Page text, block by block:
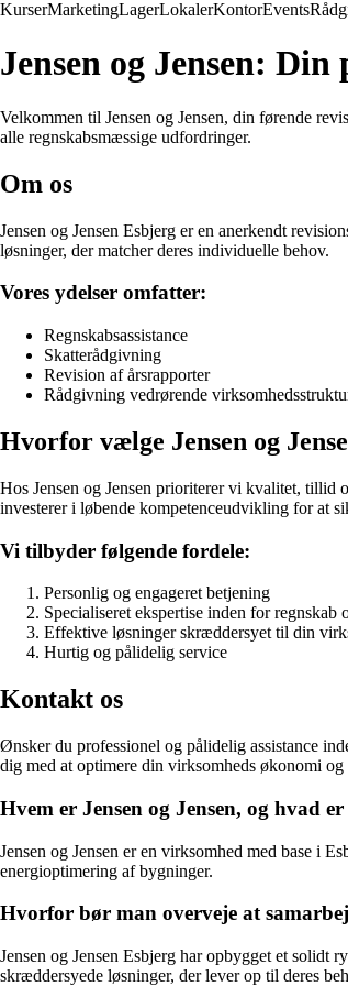
KurserMarketingLagerLokalerKontorEvents
Jensen og Jensen:
Velkommen til Jensen og Jensen, din førende
alle regnskabsmæssige udfordringer.
Om os
Jensen og Jensen Esbjerg er en anerkendt
løsninger, der matcher deres individuelle behov.
Vores ydelser omfatter:
Regnskabsassistance
Skatterådgivning
Revision af årsrapporter
Rådgivning vedrørende
Hvorfor vælge Jensen og
Hos Jensen og Jensen prioriterer vi kvalitet,
investerer i løbende kompetenceudvikling for at
Vi tilbyder følgende fordele:
Personlig og engageret betjening
Specialiseret ekspertise inden for regnskab
Effektive løsninger skræddersyet til din
Hurtig og pålidelig service
Kontakt os
Ønsker du professionel og pålidelig assistance
dig med at optimere din virksomheds økonomi og
Hvem er Jensen og Jensen, og hvad er
Jensen og Jensen er en virksomhed med base i
energioptimering af bygninger.
Hvorfor bør man overveje at
Jensen og Jensen Esbjerg har opbygget et solidt
skræddersyede løsninger, der lever op til deres